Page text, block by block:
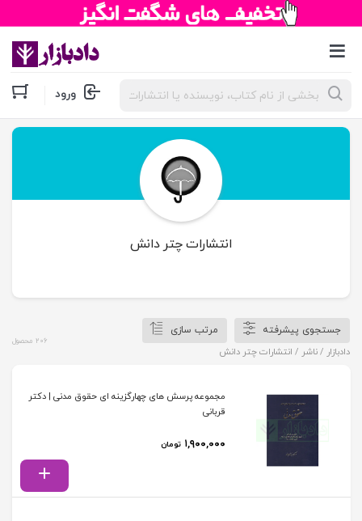
جستجوی
محصولات ورود
انتشارات چتر دانش
جستجوی پیشرفته
مرتب سازی
دادبازار / ناشر / انتشارات چتر دانش
206 محصول
مجموعه پرسش های چهارگزینه ای حقوق مدنی | دکتر
قربانی
۱,۹۰۰,۰۰۰ تومان